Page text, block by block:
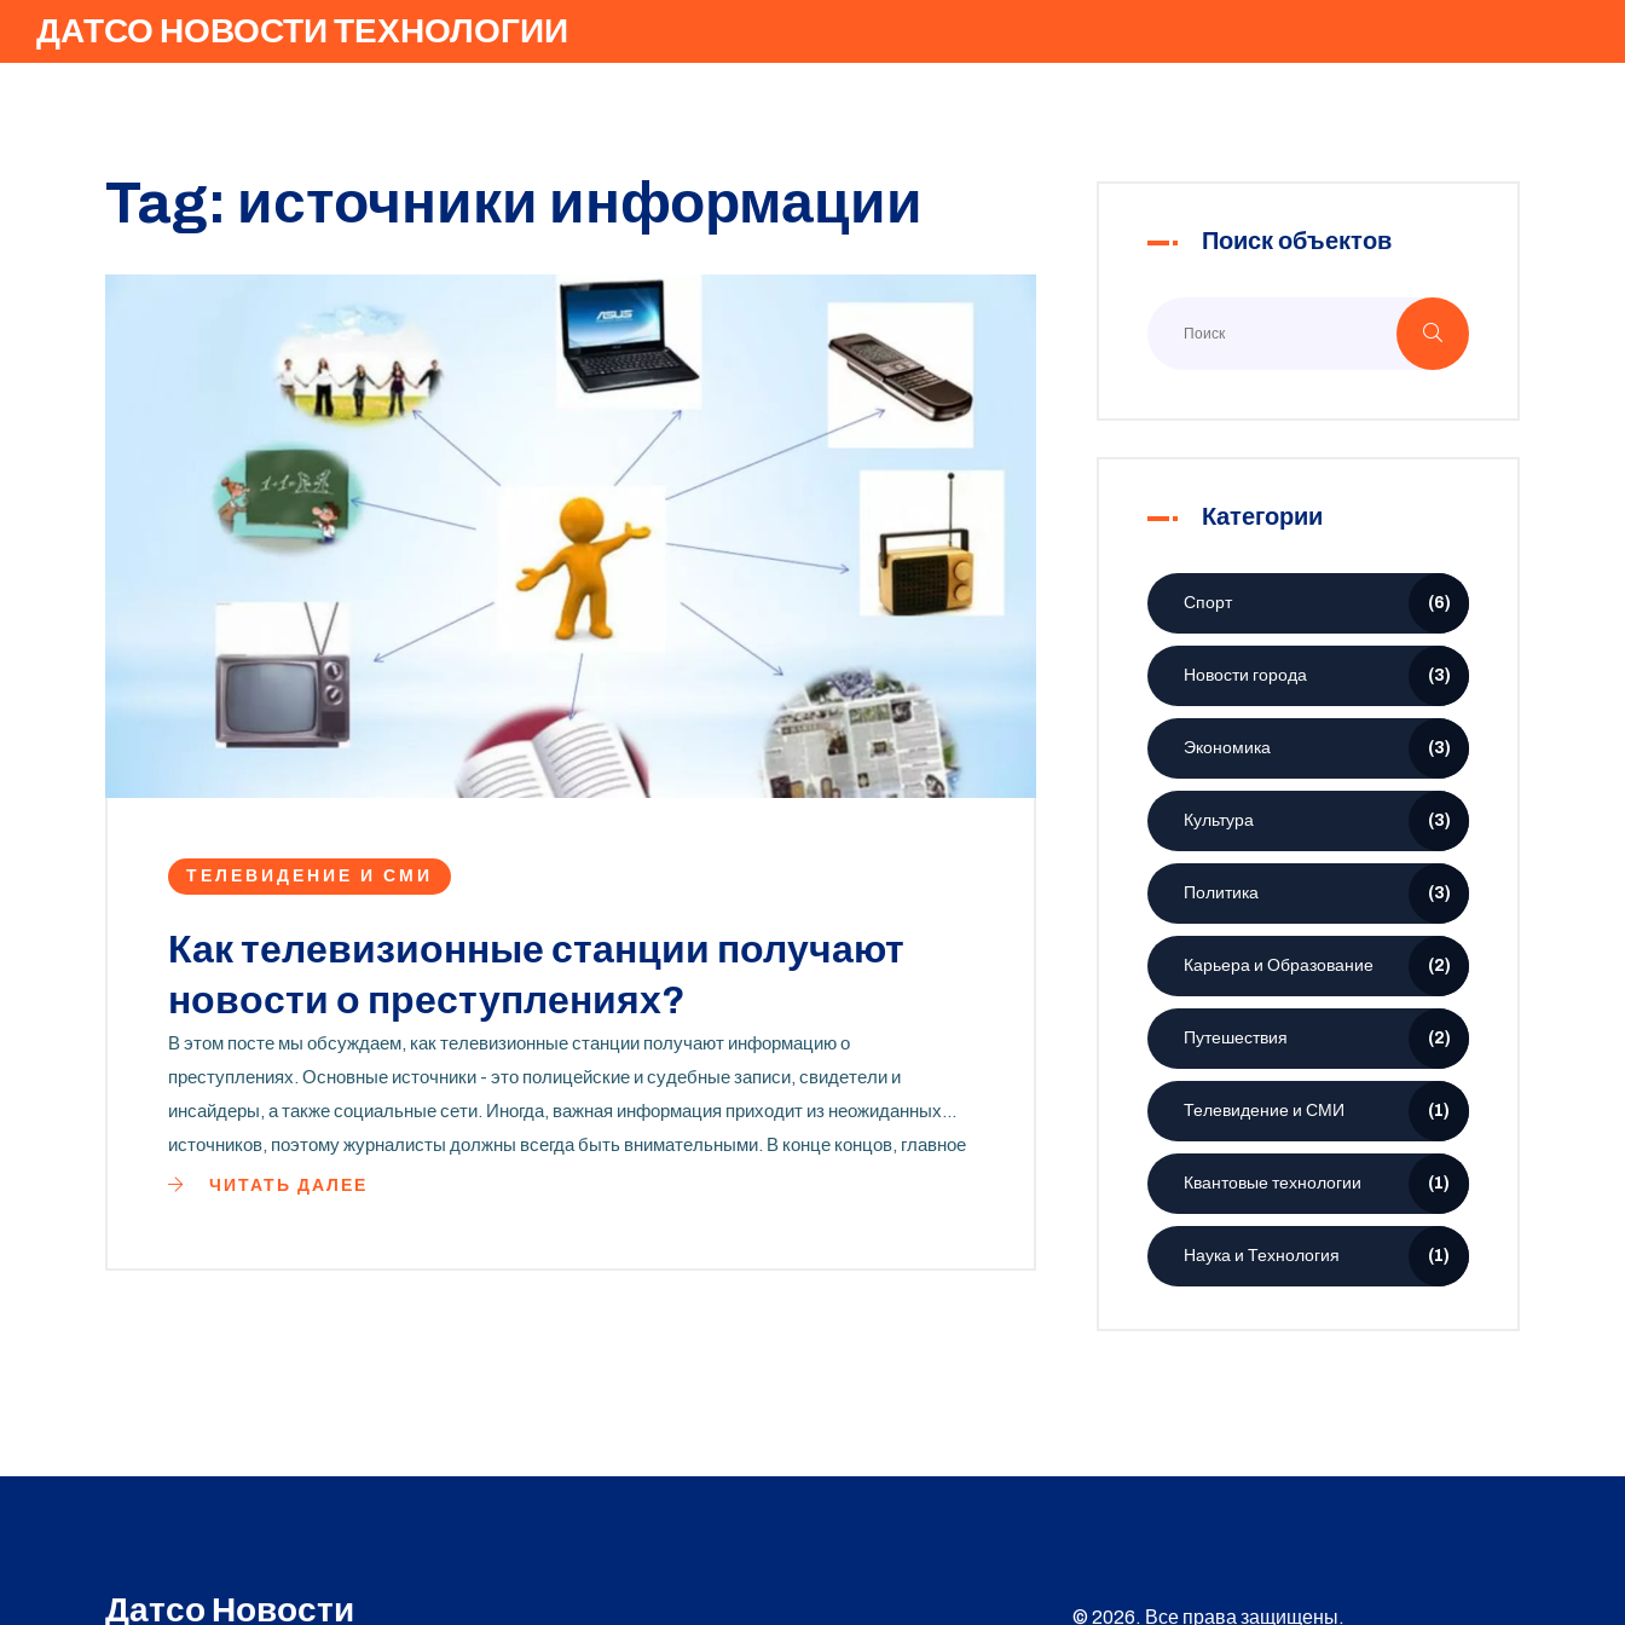
ДАТСО НОВОСТИ ТЕХНОЛОГИИ
Tag: источники информации
ТЕЛЕВИДЕНИЕ И СМИ
Как телевизионные станции получают
новости о преступлениях?
В этом посте мы обсуждаем, как телевизионные станции получают информацию о
преступлениях. Основные источники - это полицейские и судебные записи, свидетели и
инсайдеры, а также социальные сети. Иногда, важная информация приходит из неожиданных
источников, поэтому журналисты должны всегда быть внимательными. В конце концов, главное
- своевременно и точно донести информацию до зрителей. Ведь для телевидения актуальность
ЧИТАТЬ ДАЛЕЕ
Поиск объектов
Категории
Спорт (6)
Новости города (3)
Экономика (3)
Культура (3)
Политика (3)
Карьера и Образование (2)
Путешествия (2)
Телевидение и СМИ (1)
Квантовые технологии (1)
Наука и Технология (1)
Датсо Новости © 2026. Все права защищены.